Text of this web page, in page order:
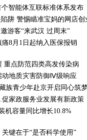
智能体互联标准体系发布
阱 警惕瞄准宝妈的网店创
游客“来武汉 过周末”
8月1日起纳入医保报销
重点防范四类高发传染病
动地质灾害防御Ⅳ级响应
族青少年赴京开启同心筑
家政服务业发展有新政策
机容量同比增长10.8%
键在于“是否科学使用”